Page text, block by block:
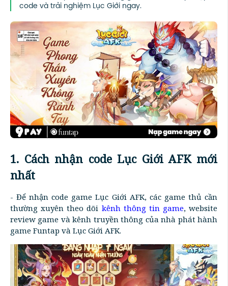
code và trải nghiệm Lục Giới ngay.
1. Cách nhận code Lục Giới AFK mới
nhất
- Để nhận code game Lục Giới AFK, các game thủ cần
thường xuyên theo dõi kênh thông tin game, website
review game và kênh truyền thông của nhà phát hành
game Funtap và Lục Giới AFK.